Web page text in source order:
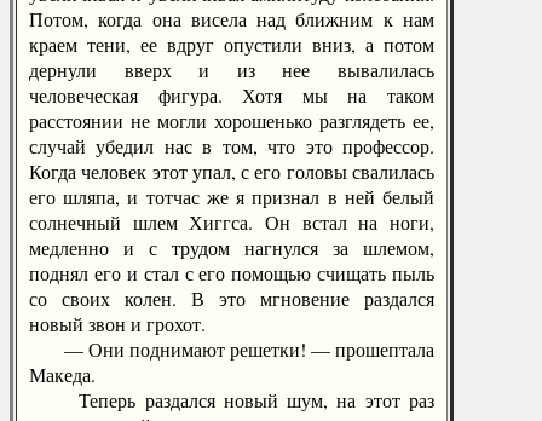
Потом, когда она висела над ближним к нам
краем тени, ее вдруг опустили вниз, а потом
дернули вверх и из нее вывалилась
человеческая фигура. Хотя мы на таком
расстоянии не могли хорошенько разглядеть ее,
случай убедил нас в том, что это профессор.
Когда человек этот упал, с его головы свалилась
его шляпа, и тотчас же я признал в ней белый
солнечный шлем Хиггса. Он встал на ноги,
медленно и с трудом нагнулся за шлемом,
поднял его и стал с его помощью счищать пыль
со своих колен. В это мгновение раздался
новый звон и грохот.
— Они поднимают решетки! — прошептала
Македа.
Теперь раздался новый шум, на этот раз